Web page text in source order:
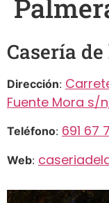
Casería
Dirección:
Fuente Mora s/
Teléfono: 691 67
Web: